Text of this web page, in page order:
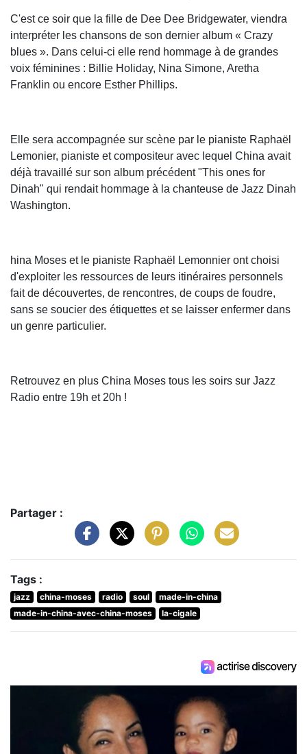
C'est ce soir que la fille de Dee Dee Bridgewater, viendra
interpréter les chansons de son dernier album « Crazy
blues ». Dans celui-ci elle rend hommage à de grandes
voix féminines : Billie Holiday, Nina Simone, Aretha
Franklin ou encore Esther Phillips.
Elle sera accompagnée sur scène par le pianiste Raphaël
Lemonier, pianiste et compositeur avec lequel China avait
déjà travaillé sur son album précédent "This ones for
Dinah" qui rendait hommage à la chanteuse de Jazz Dinah
Washington.
hina Moses et le pianiste Raphaël Lemonnier ont choisi
d'exploiter les ressources de leurs itinéraires personnels
fait de découvertes, de rencontres, de coups de foudre,
sans se soucier des étiquettes et se laisser enfermer dans
un genre particulier.
Retrouvez en plus China Moses tous les soirs sur Jazz
Radio entre 19h et 20h !
Partager :
Tags :
jazz china-moses radio soul
made-in-china
made-in-china-avec-china-moses
la-cigale